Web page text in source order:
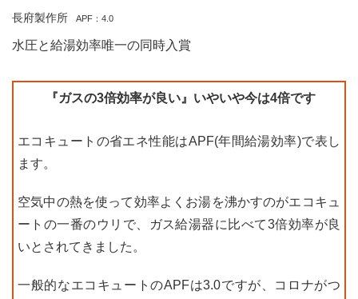
長府製作所 APF：4.0
水圧と給湯効率唯一の同時入賞
『ガスの3倍効率が良い』いやいや今は4倍です
エコキュートの省エネ性能はAPF(年間給湯効率)で表し
ます。
空気中の熱を使って効率よくお湯を沸かすのがエコキュ
ートの一番のウリで、ガス給湯器に比べて3倍効率が良
いとされてきました。
一般的なエコキュートのAPFは3.0ですが、コロナがつ